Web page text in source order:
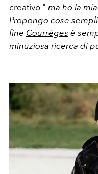
creativo " ma ho la
Propongo cose
fine Courrèges è
minuziosa ricerca di